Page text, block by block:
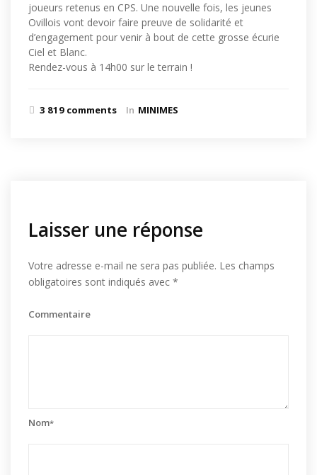
joueurs retenus en CPS. Une nouvelle fois, les jeunes
Ovillois vont devoir faire preuve de solidarité et
d’engagement pour venir à bout de cette grosse écurie
Ciel et Blanc.
Rendez-vous à 14h00 sur le terrain !
3 819 comments In MINIMES
Laisser une réponse
Votre adresse e-mail ne sera pas publiée. Les champs
obligatoires sont indiqués avec *
Commentaire
Nom*